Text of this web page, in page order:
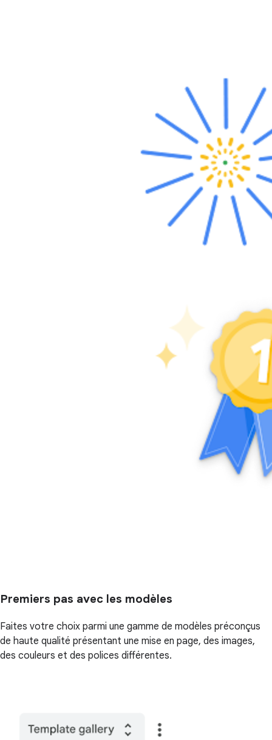
Premiers pas avec les modèles
Faites votre choix parmi une gamme de modèles préconçus
de haute qualité présentant une mise en page, des images,
des couleurs et des polices différentes.